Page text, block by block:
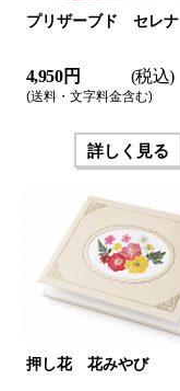
プリザーブド セレナ
4,950 円 (税込)
(送料・文字料金含む)
詳しく見る
押し花 花みやび